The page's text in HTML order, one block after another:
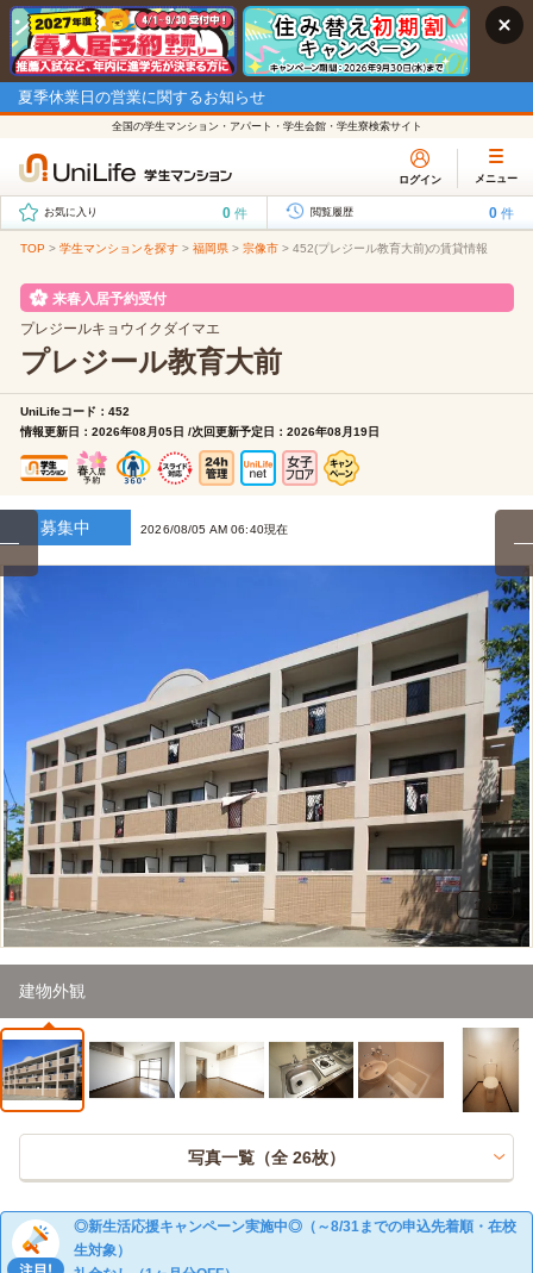
夏季休業日の営業に関するお知らせ
全国の学生マンション・アパート・学生会館・学生寮検索サイト
ログイン メニュー
お気に入り 0 件 閲覧履歴 0 件
TOP > 学生マンションを探す > 福岡県 > 宗像市 > 452(プレジール教育大前)の賃貸情報
来春入居予約受付
プレジールキョウイクダイマエ
プレジール教育大前
UniLifeコード：452
情報更新日：2026年08月05日 /次回更新予定日：2026年08月19日
募集中 2026/08/05 AM 06:40現在
建物外観
1
写真一覧（全 26枚）
◎新生活応援キャンペーン実施中◎（～8/31までの申込先着順・在校
生対象）